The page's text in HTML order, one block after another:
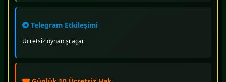
Telegram Etkileşimi
Ücretsiz oynanışı açar